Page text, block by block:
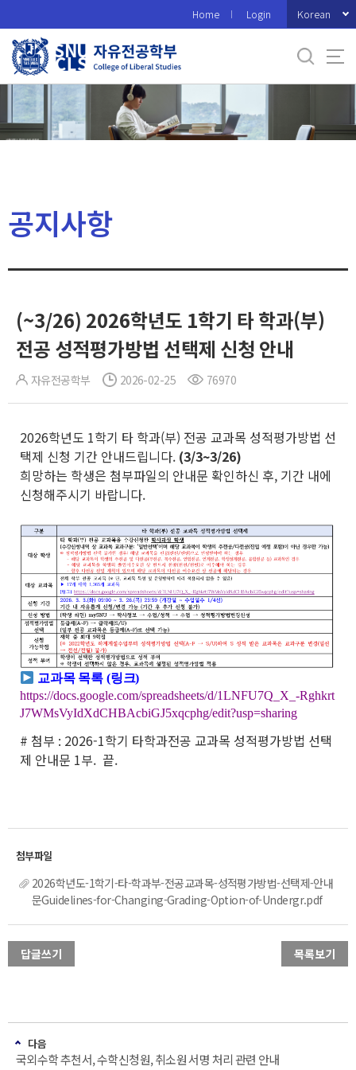
로
메
Home Login Korean
공지사항
(~3/26) 2026학년도 1학기 타 학과(부)
전공 성적평가방법 선택제 신청 안내
자유전공학부 2026-02-25 76970
2026학년도 1학기 타 학과(부) 전공 교과목 성적평가방법 선
택제 신청 기간 안내드립니다. (3/3~3/26)
희망하는 학생은 첨부파일의 안내문 확인하신 후, 기간 내에
신청해주시기 바랍니다.
교과목 목록 (링크)
https://docs.google.com/spreadsheets/d/1LNFU7Q_X_-Rghkrt
J7WMsVyIdXdCHBAcbiGJ5xqcphg/edit?usp=sharing
# 첨부 : 2026-1학기 타학과전공 교과목 성적평가방법 선택
제 안내문 1부. 끝.
2026학년도-1학기-타-학과부-전공교과목-성적평가방법-선택제-안내
문Guidelines-for-Changing-Grading-Option-of-Undergr.pdf
답글쓰기 목록보기
다음
국외수학 추천서, 수학신청원, 취소원 서명 처리 관련 안내